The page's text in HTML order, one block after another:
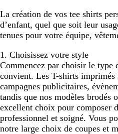
La création de vos tee shirts
d’enfant, quel que soit leur
tenues pour votre équipe,
1. Choisissez votre style
Commencez par choisir le type
convient. Les T-shirts imprimés
campagnes publicitaires,
tandis que nos modèles brodés
excellent choix pour composer
professionnel et soigné. Vous
notre large choix de coupes et